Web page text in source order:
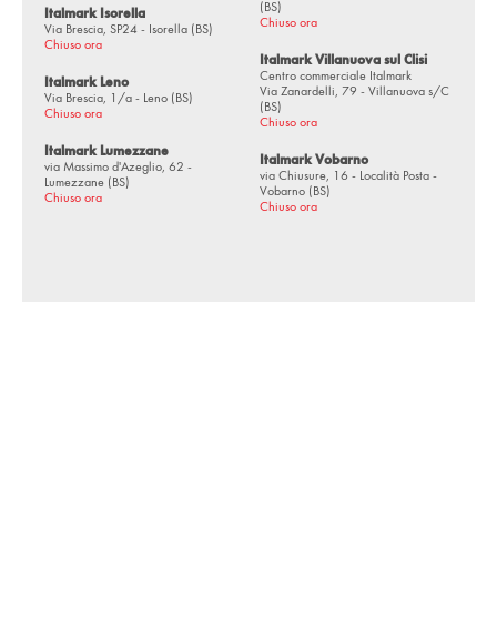
Italmark Isorella
Via Brescia, SP24 - Isorella (BS)
Chiuso ora
Italmark Leno
Via Brescia, 1/a - Leno (BS)
Chiuso ora
Italmark Lumezzane
via Massimo d'Azeglio, 62 -
Lumezzane (BS)
Chiuso ora
(BS)
Chiuso ora
Italmark Villanuova sul Clisi
Centro commerciale Italmark
Via Zanardelli, 79 - Villanuova s/C
(BS)
Chiuso ora
Italmark Vobarno
via Chiusure, 16 - Località Posta -
Vobarno (BS)
Chiuso ora